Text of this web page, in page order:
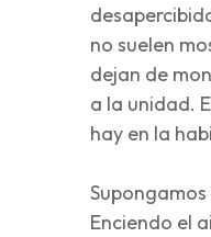
no suelen
dejan de
a la unidad.
hay en la
Enciendo el